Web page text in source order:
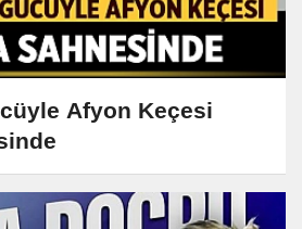
Afyon Keçesi